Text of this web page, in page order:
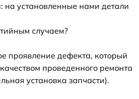
на установленные нами детали
случаем?
проявление дефекта, который
проведенного ремонта
установка запчасти).